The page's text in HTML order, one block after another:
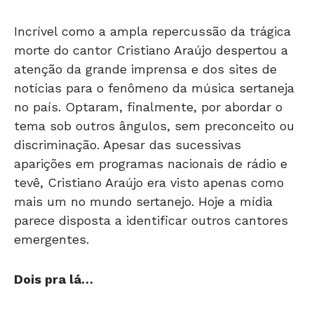
Incrível como a ampla repercussão da trágica
morte do cantor Cristiano Araújo despertou a
atenção da grande imprensa e dos sites de
notícias para o fenômeno da música sertaneja
no país. Optaram, finalmente, por abordar o
tema sob outros ângulos, sem preconceito ou
discriminação. Apesar das sucessivas
aparições em programas nacionais de rádio e
tevê, Cristiano Araújo era visto apenas como
mais um no mundo sertanejo. Hoje a mídia
parece disposta a identificar outros cantores
emergentes.
Dois pra lá…